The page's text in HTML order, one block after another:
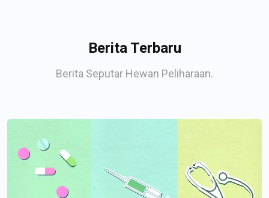
Berita Terbaru
Berita Seputar Hewan Peliharaan.